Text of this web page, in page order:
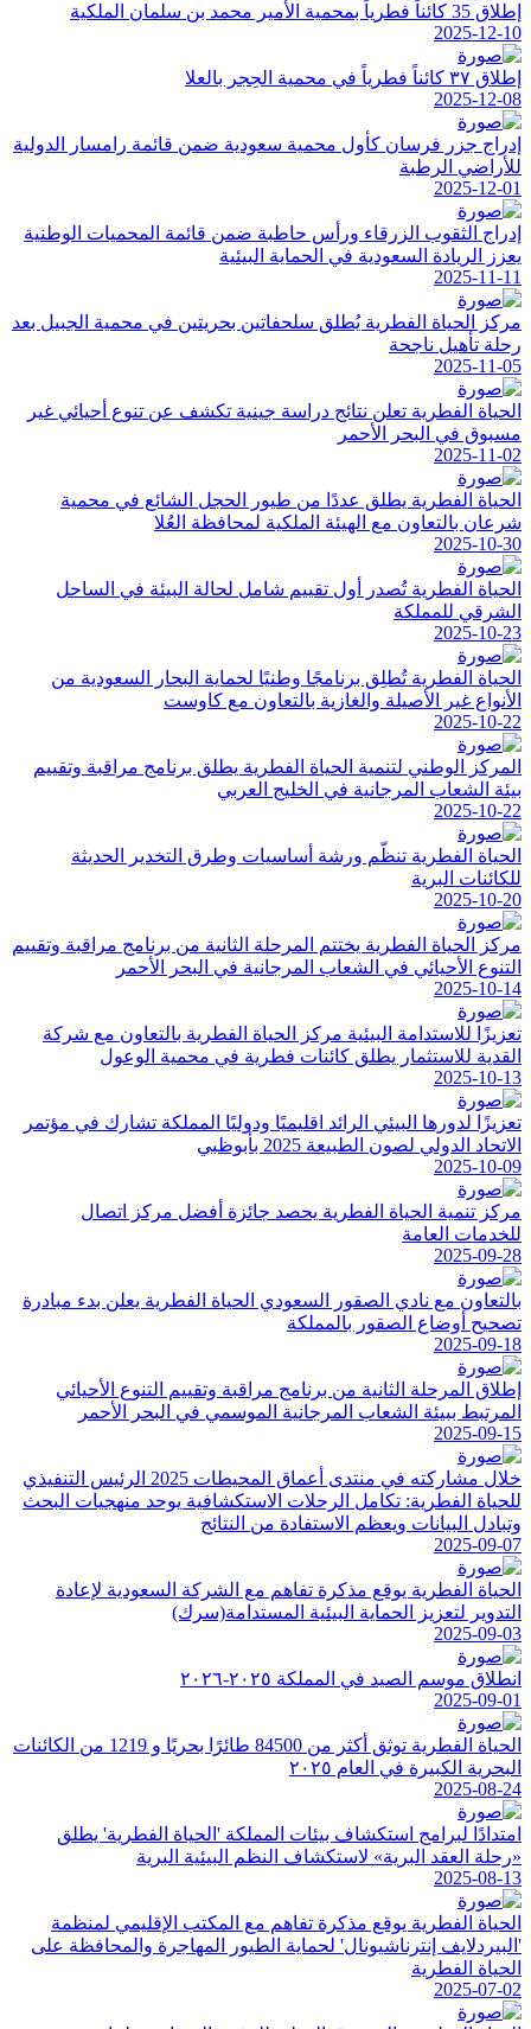
إطلاق 35 كائناً فطرياً بمحمية الأمير محمد بن سلمان الملكية
2025-12-10
إطلاق ٣٧ كائناً فطرياً في محمية الحِجر بالعلا
2025-12-08
إدراج جزر فرسان كأول محمية سعودية ضمن قائمة رامسار الدولية
للأراضي الرطبة
2025-12-01
إدراج الثقوب الزرقاء ورأس حاطبة ضمن قائمة المحميات الوطنية
يعزز الريادة السعودية في الحماية البيئية
2025-11-11
مركز الحياة الفطرية يُطلق سلحفاتين بحريتين في محمية الجبيل بعد
رحلة تأهيل ناجحة
2025-11-05
الحياة الفطرية تعلن نتائج دراسة جينية تكشف عن تنوع أحيائي غير
مسبوق في البحر الأحمر
2025-11-02
الحياة الفطرية يطلق عددًا من طيور الحجل الشائع في محمية
شرعان بالتعاون مع الهيئة الملكية لمحافظة العُلا
2025-10-30
الحياة الفطرية تُصدر أول تقييم شامل لحالة البيئة في الساحل
الشرقي للمملكة
2025-10-23
الحياة الفطرية تُطلِق برنامجًا وطنيًا لحماية البحار السعودية من
الأنواع غير الأصيلة والغازية بالتعاون مع كاوست
2025-10-22
المركز الوطني لتنمية الحياة الفطرية يطلق برنامج مراقبة وتقييم
بيئة الشعاب المرجانية في الخليج العربي
2025-10-22
الحياة الفطرية تنظّم ورشة أساسيات وطرق التخدير الحديثة
للكائنات البرية
2025-10-20
مركز الحياة الفطرية يختتم المرحلة الثانية من برنامج مراقبة وتقييم
التنوع الأحيائي في الشعاب المرجانية في البحر الأحمر
2025-10-14
تعزيزًا للاستدامة البيئية مركز الحياة الفطرية بالتعاون مع شركة
القدية للاستثمار يطلق كائنات فطرية في محمية الوعول
2025-10-13
تعزيزًا لدورها البيئي الرائد اقليميًا ودوليًا المملكة تشارك في مؤتمر
الاتحاد الدولي لصون الطبيعة 2025 بأبوظبي
2025-10-09
مركز تنمية الحياة الفطرية يحصد جائزة أفضل مركز اتصال
للخدمات العامة
2025-09-28
بالتعاون مع نادي الصقور السعودي الحياة الفطرية يعلن بدء مبادرة
تصحيح أوضاع الصقور بالمملكة
2025-09-18
إطلاق المرحلة الثانية من برنامج مراقبة وتقييم التنوع الأحيائي
المرتبط ببيئة الشعاب المرجانية الموسمي في البحر الأحمر
2025-09-15
خلال مشاركته في منتدى أعماق المحيطات 2025 الرئيس التنفيذي
للحياة الفطرية: تكامل الرحلات الاستكشافية يوحد منهجيات البحث
وتبادل البيانات ويعظم الاستفادة من النتائج
2025-09-07
الحياة الفطرية يوقع مذكرة تفاهم مع الشركة السعودية لإعادة
التدوير لتعزيز الحماية البيئية المستدامة(سرك)
2025-09-03
انطلاق موسم الصيد في المملكة ٢٠٢٥-٢٠٢٦
2025-09-01
الحياة الفطرية توثق أكثر من 84500 طائرًا بحريًا و 1219 من الكائنات
البحرية الكبيرة في العام ٢٠٢٥
2025-08-24
امتدادًا لبرامج استكشاف بيئات المملكة 'الحياة الفطرية' يطلق
«رحلة العقد البرية» لاستكشاف النظم البيئية البرية
2025-08-13
الحياة الفطرية يوقع مذكرة تفاهم مع المكتب الإقليمي لمنظمة
'البيردلايف إنترناشيونال' لحماية الطيور المهاجرة والمحافظة على
الحياة الفطرية
2025-07-02